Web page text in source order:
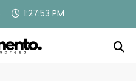
1:27:54 PM